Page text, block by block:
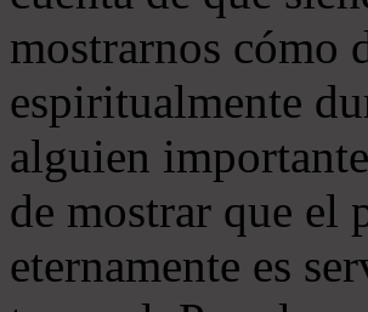
mostrarnos cómo
espiritualmente
alguien
de mostrar que el
eternamente es